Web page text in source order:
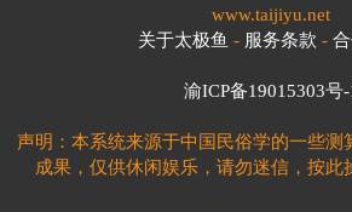
www.taijiyu.net
关于太极鱼 - 服务条款 -
渝ICP备19015303号-
声明：本系统来源于中国民俗学的一些测
成果，仅供休闲娱乐，请勿迷信，按此